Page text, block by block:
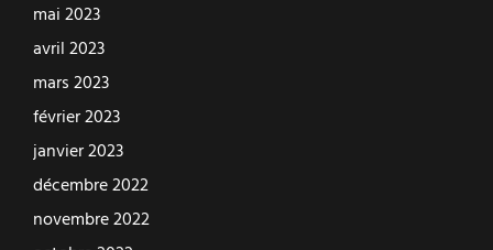
mai 2023
avril 2023
mars 2023
février 2023
janvier 2023
décembre 2022
novembre 2022